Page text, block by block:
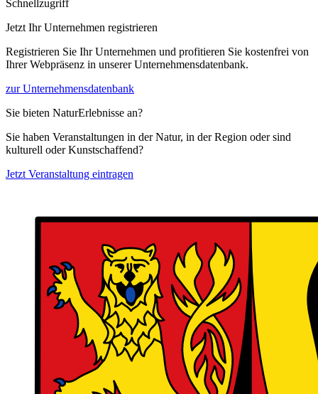
Schnellzugriff
Jetzt Ihr Unternehmen registrieren
Registrieren Sie Ihr Unternehmen und profitieren Sie kostenfrei von
Ihrer Webpräsenz in unserer Unternehmensdatenbank.
zur Unternehmensdatenbank
Sie bieten NaturErlebnisse an?
Sie haben Veranstaltungen in der Natur, in der Region oder sind
kulturell oder Kunstschaffend?
Jetzt Veranstaltung eintragen